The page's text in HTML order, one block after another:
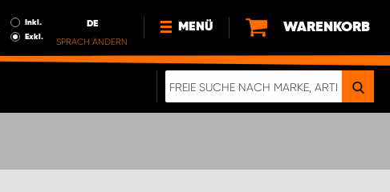
Inkl.
Exkl.
DE
SPRACH ÄNDERN
MENÜ
NEWS
WARENKORB